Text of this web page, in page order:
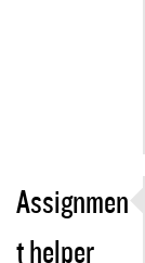
Assignmen
t helper